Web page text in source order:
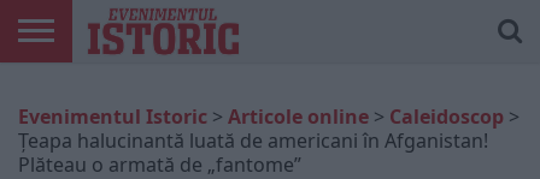
ONLINE
EDIȚII
TIPĂRITE
ISTORIC
PLAY
CONTUL
MEU
Evenimentul Istoric > Articole online > Caleidoscop >
Țeapa halucinantă luată de americani în Afganistan!
Plăteau o armată de „fantome”